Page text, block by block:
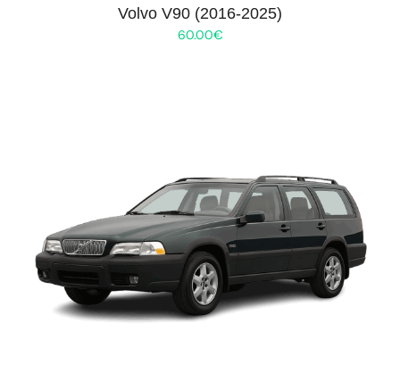
Volvo V90 (2016-2025)
60.00€